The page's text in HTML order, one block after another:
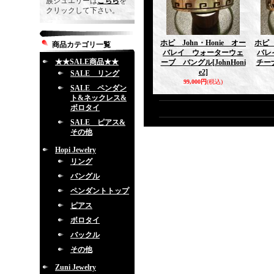
クリックして下さい。
商品カテゴリ一覧
★★SALE商品★★
SALE リング
SALE ペンダン
ト&ネックレス&
ボロタイ
SALE ピアス&
その他
Hopi Jewelry
リング
バングル
ペンダントトップ
ピアス
ボロタイ
バックル
その他
Zuni Jewelry
ホピ John・Honie オー
バレイ ウォーターウェ
ーブ バングル[JohnHoni
e2]
99,000円(税込)
ホピ
バ
チー